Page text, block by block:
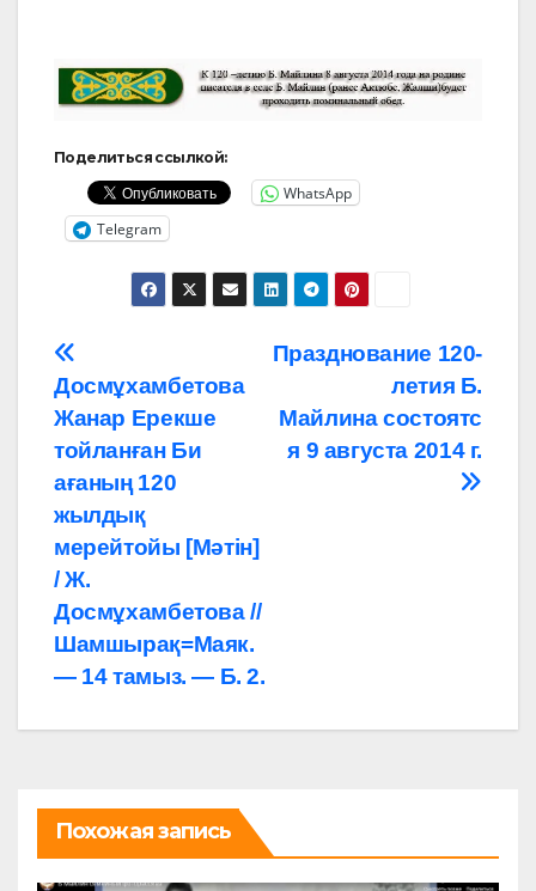
Поделиться ссылкой:
WhatsApp
Telegram
Навигация
по
записям
Празднование 120-
летия Б.
Майлина состоятс
я 9 августа 2014 г.
Досмұхамбетова
Жанар Ерекше
тойланған Би
ағаның 120
жылдық
мерейтойы [Мәтін]
/ Ж.
Досмұхамбетова //
Шамшырақ=Маяк.
— 14 тамыз. — Б. 2.
Похожая запись